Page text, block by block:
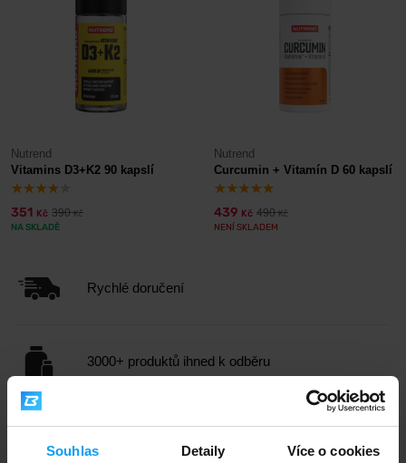
Souhlas Detaily Více o cookies
Nutrend
Vitamins D3+K2 90 kapslí
351 Kč 390Kč
NA SKLADĚ
Nutrend
Curcumin + Vitamín D 60 kapslí
439 Kč 490Kč
NENÍ SKLADEM
Rychlé doručení
3000+ produktů ihned k odběru